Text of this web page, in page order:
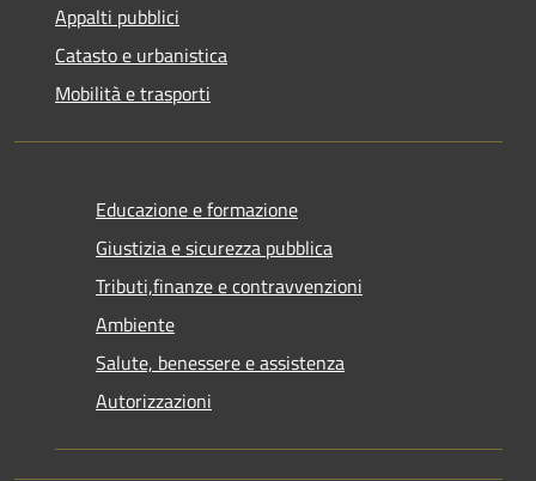
Appalti pubblici
Catasto e urbanistica
Mobilità e trasporti
Educazione e formazione
Giustizia e sicurezza pubblica
Tributi,finanze e contravvenzioni
Ambiente
Salute, benessere e assistenza
Autorizzazioni